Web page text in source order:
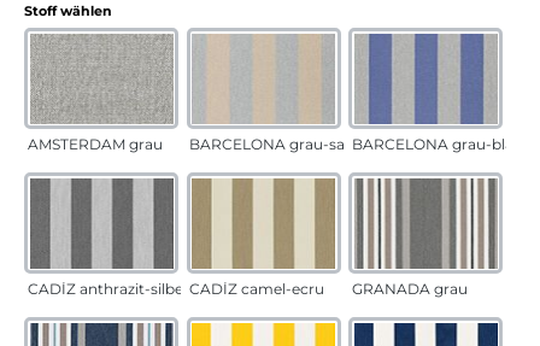
Stoff wählen
AMSTERDAM grau BARCELONA grau-sandBARCELONA grau-blau
CADÍZ anthrazit-silber CADÍZ camel-ecru GRANADA grau